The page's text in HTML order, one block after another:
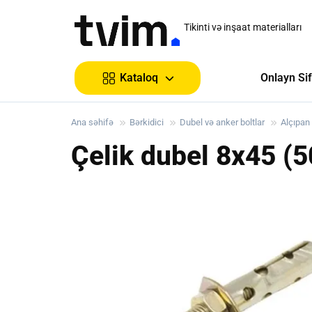
Tikinti və inşaat materialları
Kataloq Onlayn
Ana səhifə Bərkidici Dubel və anker boltlar
Çelik dubel 8x45